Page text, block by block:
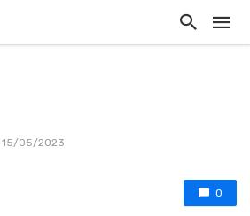
15/05/2023
0